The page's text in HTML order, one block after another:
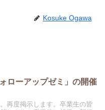
Kosuke Ogawa
ローアップゼミ」の開催
再度掲示します。卒業生の皆